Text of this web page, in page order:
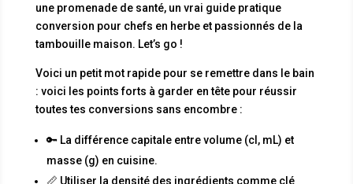
une promenade de santé, un vrai guide pratique
conversion pour chefs en herbe et passionnés de la
tambouille maison. Let’s go !
Voici un petit mot rapide pour se remettre dans le bain
: voici les points forts à garder en tête pour réussir
toutes tes conversions sans encombre :
🔑 La différence capitale entre volume (cl, mL) et
masse (g) en cuisine.
📏 Utiliser la densité des ingrédients comme clé